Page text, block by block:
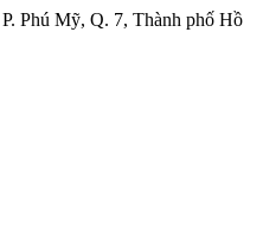
Phú Mỹ, Q. 7, Thành phố Hồ